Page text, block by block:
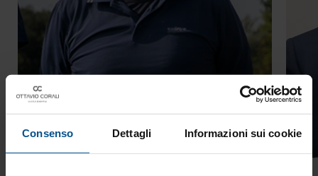
Consenso Dettagli Informazioni sui cookie